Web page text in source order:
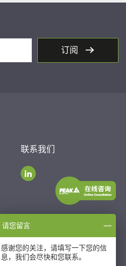
订阅
联系我们
请您留言
感谢您的关注，请填写一下您的信
息，我们会尽快和您联系。